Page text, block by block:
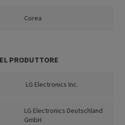
Corea
PRODUTTORE
LG Electronics Inc.
LG Electronics Deutschland
GmbH